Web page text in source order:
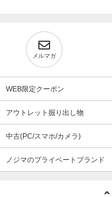
メルマガ
WEB限定クーポン
アウトレット掘り出し物
中古(PC/スマホ/カメラ)
ノジマのプライベートブランド